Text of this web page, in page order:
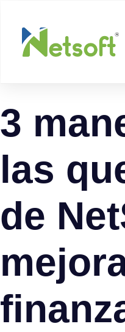
3
las
de